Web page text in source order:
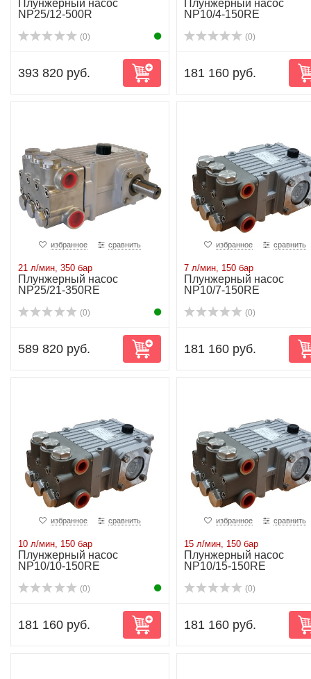
Плунжерный насос
NP25/12-500R
(0)
393 820 руб.
Плунжерный насос
NP10/4-150RE
(0)
181 160 руб.
избранное сравнить
21 л/мин, 350 бар
Плунжерный насос
NP25/21-350RE
(0)
589 820 руб.
избранное сравнить
7 л/мин, 150 бар
Плунжерный насос
NP10/7-150RE
(0)
181 160 руб.
избранное сравнить
10 л/мин, 150 бар
Плунжерный насос
NP10/10-150RE
(0)
181 160 руб.
избранное сравнить
15 л/мин, 150 бар
Плунжерный насос
NP10/15-150RE
(0)
181 160 руб.